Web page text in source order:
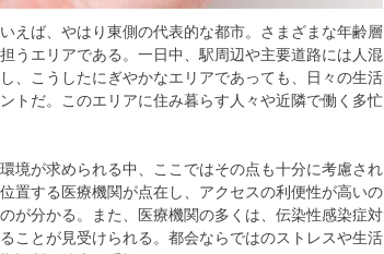
えば、やはり東側の代表的な都市。
さまざまな年齢層
うエリアである。一日中、駅周辺や主要道路には人混
、こうしたにぎやかなエリアであっても、日々の生活
トだ。このエリアに住み暮らす人々や近隣で働く多忙
境が求められる中、ここではその点も十分に考慮され
置する医療機関が点在し、アクセスの利便性が高いの
が分かる。また、医療機関の多くは、伝染性感染症対
ことが見受けられる。都会ならではのストレスや生活